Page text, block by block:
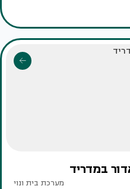
במדריד
מערכת בית ונוי